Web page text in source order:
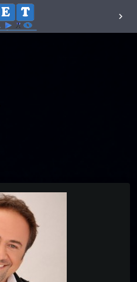
chevron_right